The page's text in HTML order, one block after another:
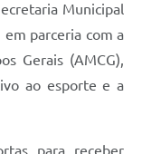
Municipal
parceria com a
Gerais (AMCG),
ao esporte e a
para receber